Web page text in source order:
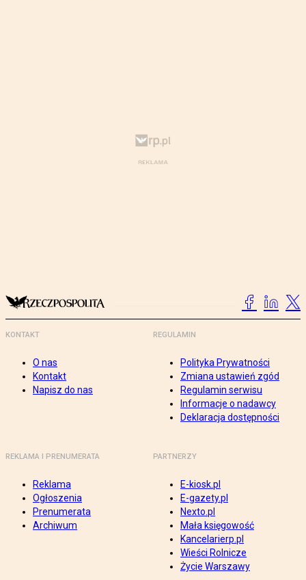
KONTAKT
O nas
Kontakt
Napisz do nas
REGULAMIN
Polityka Prywatności
Zmiana ustawień zgód
Regulamin serwisu
Informacje o nadawcy
Deklaracja dostępności
REKLAMA I PRENUMERATA
Reklama
Ogłoszenia
Prenumerata
Archiwum
PARTNERZY
E-kiosk.pl
E-gazety.pl
Nexto.pl
Mała księgowość
Kancelarierp.pl
Wieści Rolnicze
Życie Warszawy